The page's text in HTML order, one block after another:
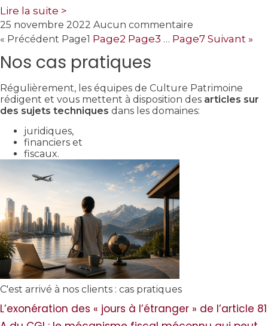
Lire la suite >
25 novembre 2022 Aucun commentaire
« Précédent Page1 Page2 Page3 … Page7 Suivant »
Nos cas pratiques
Régulièrement, les équipes de Culture Patrimoine
rédigent et vous mettent à disposition des articles sur
des sujets techniques dans les domaines:
juridiques,
financiers et
fiscaux.
C'est arrivé à nos clients : cas pratiques
L’exonération des « jours à l’étranger » de l’article 81